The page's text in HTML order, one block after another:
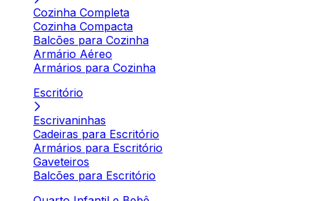
Cozinha Completa
Cozinha Compacta
Balcões para Cozinha
Armário Aéreo
Armários para Cozinha
Escritório
Escrivaninhas
Cadeiras para Escritório
Armários para Escritório
Gaveteiros
Balcões para Escritório